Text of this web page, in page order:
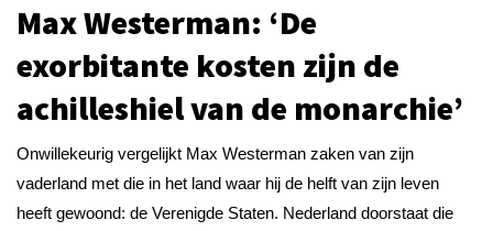
Max Westerman: ‘De
exorbitante kosten zijn de
achilleshiel van de monarchie’
Onwillekeurig vergelijkt Max Westerman zaken van zijn
vaderland met die in het land waar hij de helft van zijn leven
heeft gewoond: de Verenigde Staten. Nederland doorstaat die